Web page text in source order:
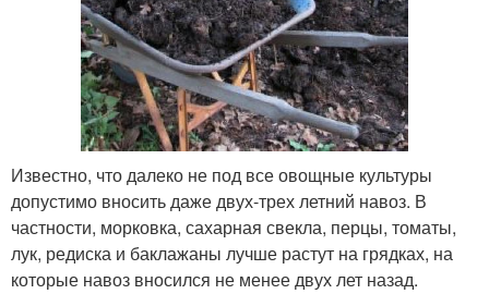
Известно, что далеко не под все овощные культуры
допустимо вносить даже двух-трех летний навоз. В
частности, морковка, сахарная свекла, перцы, томаты,
лук, редиска и баклажаны лучше растут на грядках, на
которые навоз вносился не менее двух лет назад.